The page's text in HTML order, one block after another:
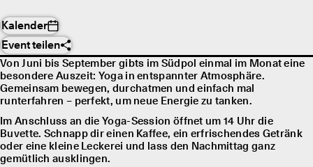
Kalender
Event teilen
Von Juni bis September gibts im Südpol einmal im Monat eine
besondere Auszeit: Yoga in entspannter Atmosphäre.
Gemeinsam bewegen, durchatmen und einfach mal
runterfahren – perfekt, um neue Energie zu tanken.
Im Anschluss an die Yoga-Session öffnet um 14 Uhr die
Buvette. Schnapp dir einen Kaffee, ein erfrischendes Getränk
oder eine kleine Leckerei und lass den Nachmittag ganz
gemütlich ausklingen.